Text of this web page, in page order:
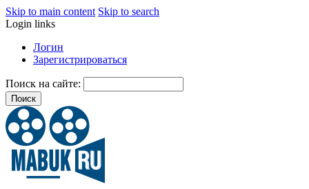
Skip to main content Skip to search
Login links
Логин
Зарегистрироваться
Поиск на сайте: